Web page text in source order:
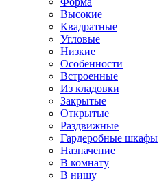
Высокие
Квадратные
Угловые
Низкие
Особенности
Встроенные
Из кладовки
Закрытые
Открытые
Раздвижные
Гардеробные шкафы
Назначение
В комнату
В нишу